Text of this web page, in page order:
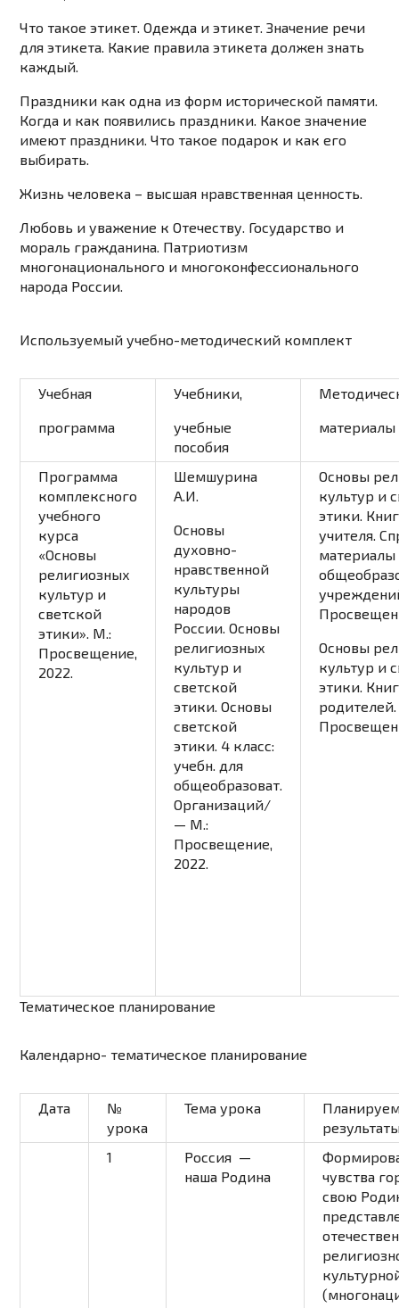
Что такое этикет. Одежда и этикет. Значение речи
для этикета. Какие правила этикета должен знать
каждый.
Праздники как одна из форм исторической памяти.
Когда и как появились праздники. Какое значение
имеют праздники. Что такое подарок и как его
выбирать.
Жизнь человека – высшая нравственная ценность.
Любовь и уважение к Отечеству. Государство и
мораль гражданина. Патриотизм
многонационального и многоконфессионального
народа России.
Используемый учебно-методический комплект
Учебная
программа
Учебники,
учебные
пособия
материалы
Программа
комплексного
учебного
курса
«Основы
религиозных
культур и
светской
этики». М.:
Просвещение,
2022.
Шемшурина
А.И.
Основы
духовно-
нравственной
культуры
народов
России. Основы
религиозных
культур и
светской
этики. Основы
светской
этики. 4 класс:
учебн. для
общеобразоват.
Организаций/
— М.:
Просвещение,
2022.
Основы
культур и
этики.
учителя.
материалы
Основы
культур и
этики.
Тематическое планирование
Календарно- тематическое планирование
Дата
№
урока
Тема урока
1
Россия —
наша Родина
чувства
свою